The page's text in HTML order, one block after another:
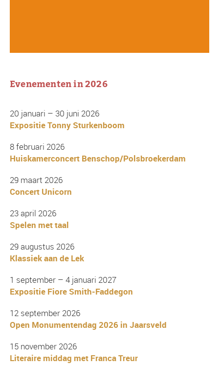
Evenementen in 2026
20 januari – 30 juni 2026
Expositie Tonny Sturkenboom
8 februari 2026
Huiskamerconcert Benschop/Polsbroekerdam
29 maart 2026
Concert Unicorn
23 april 2026
Spelen met taal
29 augustus 2026
Klassiek aan de Lek
1 september – 4 januari 2027
Expositie Fiore Smith-Faddegon
12 september 2026
Open Monumentendag 2026 in Jaarsveld
15 november 2026
Literaire middag met Franca Treur